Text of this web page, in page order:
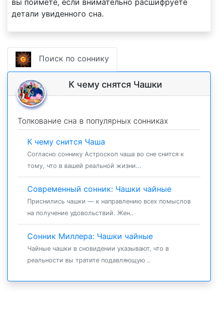
детали увиденного сна.
Поиск по соннику
К чему снятся Чашки
Толкование сна в популярных сонниках
К чему снится Чаша
Согласно соннику Астроскоп чаша во сне снится к
тому, что в вашей реальной жизни...
Современный сонник: Чашки чайные
Приснились чашки — к направлению всех помыслов
на получение удовольствий. Жен..
Сонник Миллера: Чашки чайные
Чайные чашки в сновидении указывают, что в
реальности вы тратите подавляющую ..